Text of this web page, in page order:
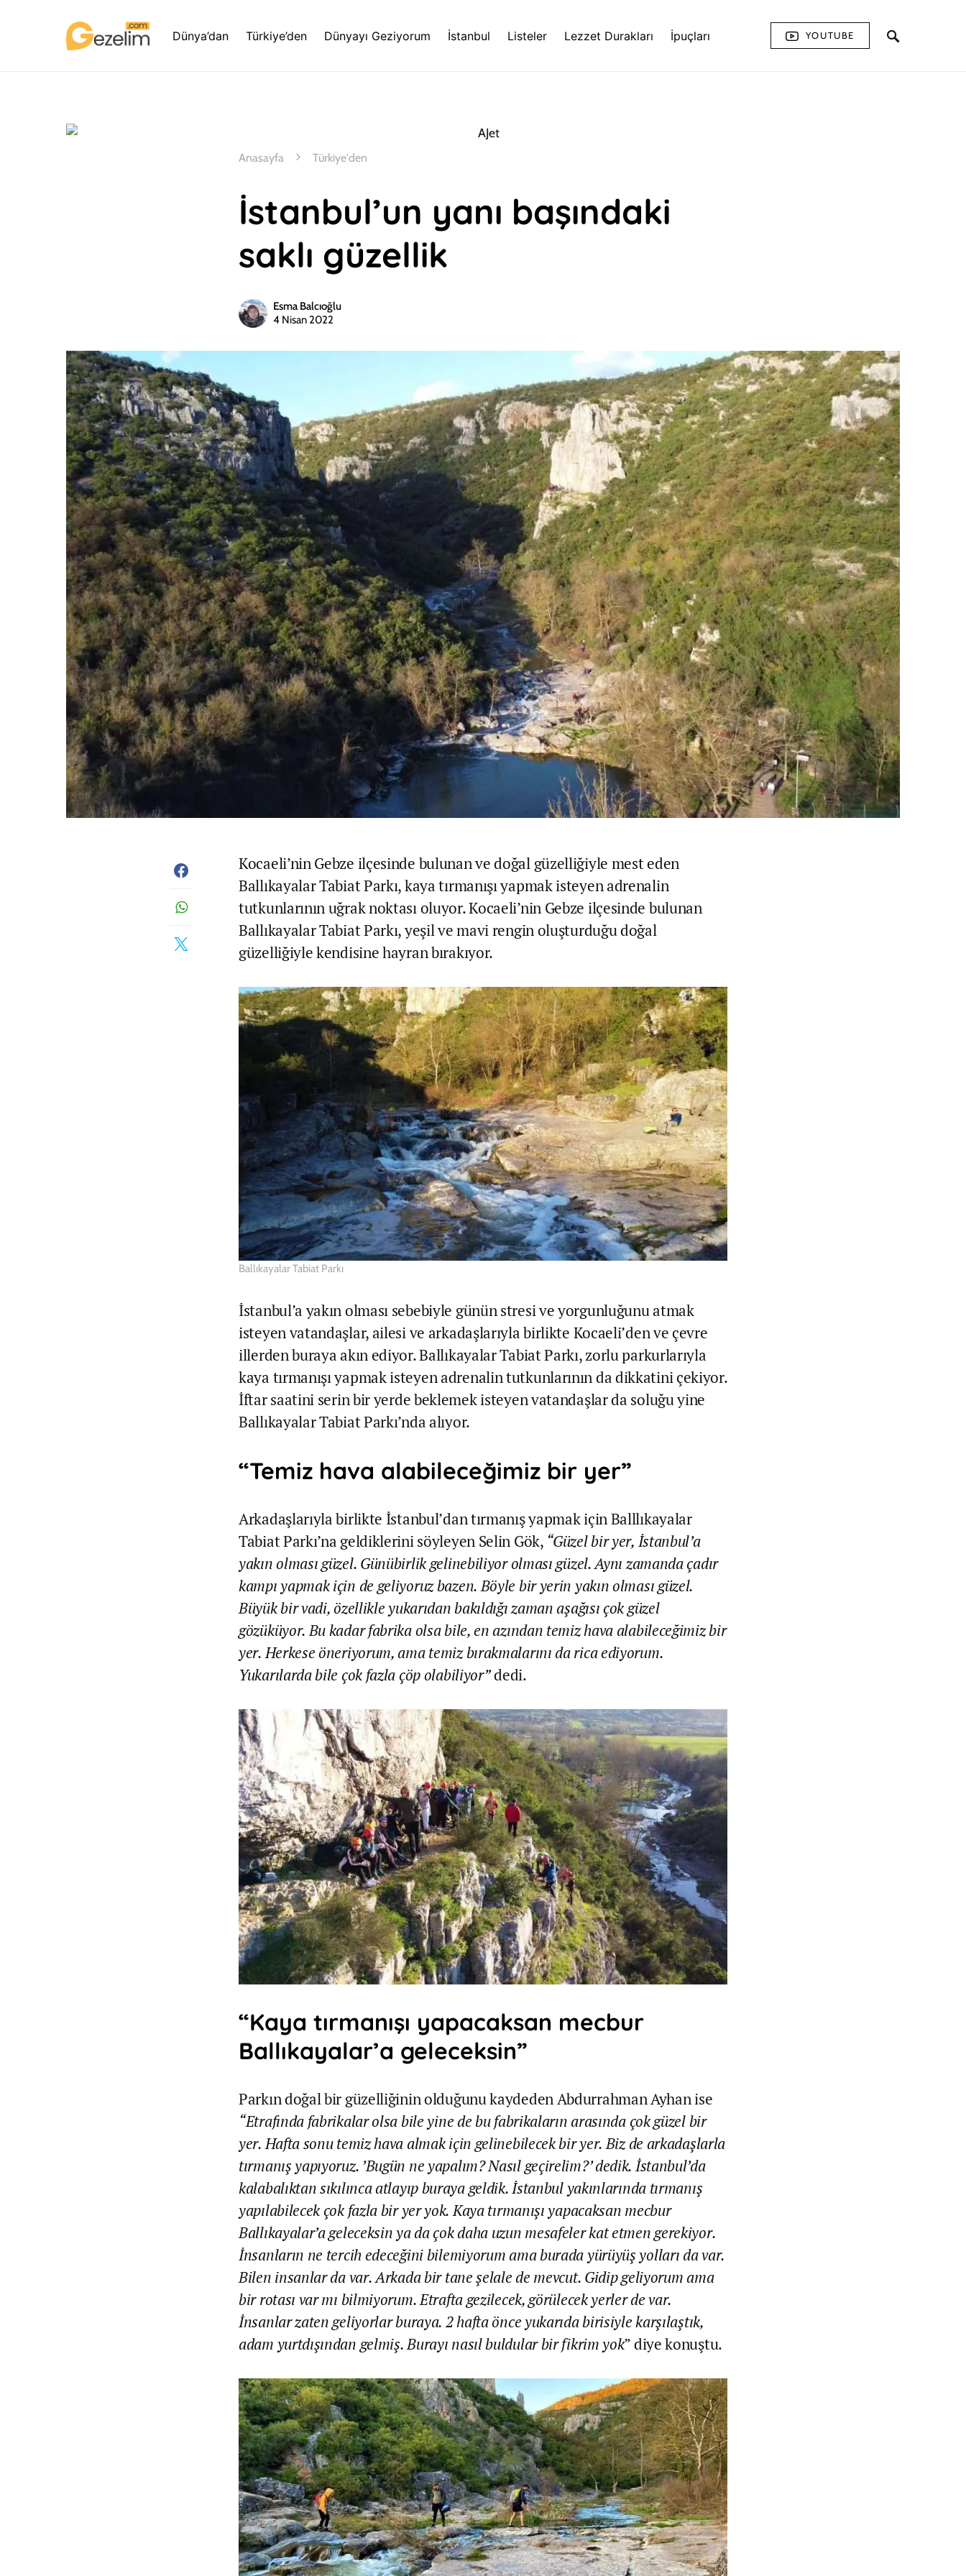
Dünya’dan Türkiye’den Dünyayı Geziyorum İstanbul Listeler Lezzet Durakları İpuçları YOUTUBE
Anasayfa Türkiye'den
İstanbul’un yanı başındaki
saklı güzellik
Esma Balcıoğlu
4 Nisan 2022
Kocaeli’nin Gebze ilçesinde bulunan ve doğal güzelliğiyle mest eden
Ballıkayalar Tabiat Parkı, kaya tırmanışı yapmak isteyen adrenalin
tutkunlarının uğrak noktası oluyor. Kocaeli’nin Gebze ilçesinde bulunan
Ballıkayalar Tabiat Parkı, yeşil ve mavi rengin oluşturduğu doğal
güzelliğiyle kendisine hayran bırakıyor.
Ballıkayalar Tabiat Parkı
İstanbul’a yakın olması sebebiyle günün stresi ve yorgunluğunu atmak
isteyen vatandaşlar, ailesi ve arkadaşlarıyla birlikte Kocaeli’den ve çevre
illerden buraya akın ediyor. Ballıkayalar Tabiat Parkı, zorlu parkurlarıyla
kaya tırmanışı yapmak isteyen adrenalin tutkunlarının da dikkatini çekiyor.
İftar saatini serin bir yerde beklemek isteyen vatandaşlar da soluğu yine
Ballıkayalar Tabiat Parkı’nda alıyor.
“Temiz hava alabileceğimiz bir yer”
Arkadaşlarıyla birlikte İstanbul’dan tırmanış yapmak için Balllıkayalar
Tabiat Parkı’na geldiklerini söyleyen Selin Gök, “Güzel bir yer, İstanbul’a
yakın olması güzel. Günübirlik gelinebiliyor olması güzel. Aynı zamanda çadır
kampı yapmak için de geliyoruz bazen. Böyle bir yerin yakın olması güzel.
Büyük bir vadi, özellikle yukarıdan bakıldığı zaman aşağısı çok güzel
gözüküyor. Bu kadar fabrika olsa bile, en azından temiz hava alabileceğimiz bir
yer. Herkese öneriyorum, ama temiz bırakmalarını da rica ediyorum.
Yukarılarda bile çok fazla çöp olabiliyor”dedi.
“Kaya tırmanışı yapacaksan mecbur
Ballıkayalar’a geleceksin”
Parkın doğal bir güzelliğinin olduğunu kaydeden Abdurrahman Ayhan ise
“Etrafında fabrikalar olsa bile yine de bu fabrikaların arasında çok güzel bir
yer. Hafta sonu temiz hava almak için gelinebilecek bir yer. Biz de arkadaşlarla
tırmanış yapıyoruz. ’Bugün ne yapalım? Nasıl geçirelim?’ dedik. İstanbul’da
kalabalıktan sıkılınca atlayıp buraya geldik. İstanbul yakınlarında tırmanış
yapılabilecek çok fazla bir yer yok. Kaya tırmanışı yapacaksan mecbur
Ballıkayalar’a geleceksin ya da çok daha uzun mesafeler kat etmen gerekiyor.
İnsanların ne tercih edeceğini bilemiyorum ama burada yürüyüş yolları da var.
Bilen insanlar da var. Arkada bir tane şelale de mevcut. Gidip geliyorum ama
bir rotası var mı bilmiyorum. Etrafta gezilecek, görülecek yerler de var.
İnsanlar zaten geliyorlar buraya. 2 hafta önce yukarıda birisiyle karşılaştık,
adam yurtdışından gelmiş. Burayı nasıl buldular bir fikrim yok” diye konuştu.